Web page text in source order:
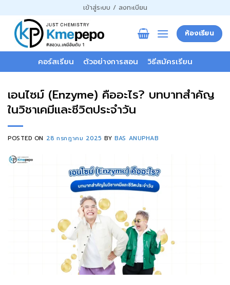
ไป
เนื้อหา
เข้าสู่ระบบ / ลงทะเบียน
ห้องเรียน
คอร์สเรียน ตัวอย่างการสอน วิธีสมัครเรียน
เอนไซม์ (Enzyme) คืออะไร? บทบาทสำคัญ
ในวิชาเคมีและชีวิตประจำวัน
POSTED ON 28 กรกฎาคม 2025 BYBAS ANUPHAB